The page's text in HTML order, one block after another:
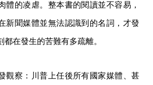
體的凌虐。整本書的閱讀並不容易，
新聞媒體並無法認識到的名詞，才發
都在發生的苦難有多疏離。
觀察：川普上任後所有國家媒體、甚